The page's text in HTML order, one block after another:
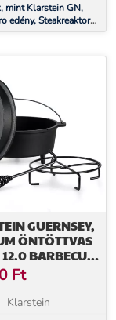
mint Klarstein GN,
edény, Steakreaktor
rozsdamentes acél
GUERNSEY,
ÖNTÖTTVAS
BARBECUE
XL/13,6 L
Ft
Klarstein